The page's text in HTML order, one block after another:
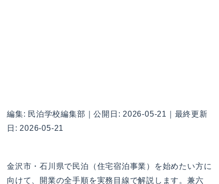
編集: 民泊学校編集部｜公開日: 2026-05-21｜最終更新
日: 2026-05-21
金沢市・石川県で民泊（住宅宿泊事業）を始めたい方に
向けて、開業の全手順を実務目線で解説します。兼六